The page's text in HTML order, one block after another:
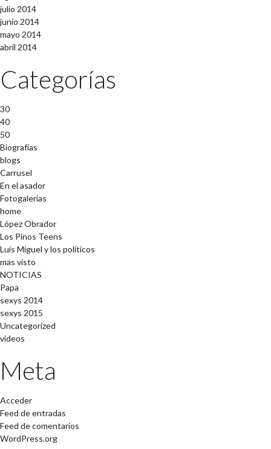
julio 2014
junio 2014
mayo 2014
abril 2014
Categorías
30
40
50
Biografías
blogs
Carrusel
En el asador
Fotogalerías
home
López Obrador
Los Pinos Teens
Luis Miguel y los políticos
mas visto
NOTICIAS
Papa
sexys 2014
sexys 2015
Uncategorized
videos
Meta
Acceder
Feed de entradas
Feed de comentarios
WordPress.org